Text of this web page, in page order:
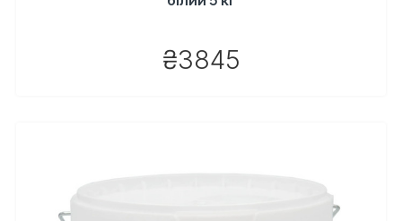
₴3845